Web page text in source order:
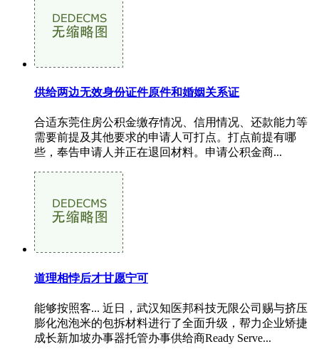
供给两边无效身份证件原件和婚姻关系证
合适东莞住房公积金缴存情况、信用情况、还款能力等
需要前提及其他要求的申请人可打点。打点前提有哪
些，奉告申请人并正在退回材料。申请公积金商...
道理相悖后才甘愿宁可
能够按照客... 近日，武汉知医邦科技无限公司赐与挤压
膨化泡泡米的包拆材料进行了全面升级，帮力企业矫捷
成长新加坡办事器托管办事供给商Ready Serve...